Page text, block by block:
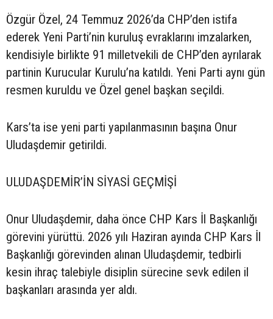
Özgür Özel, 24 Temmuz 2026’da CHP’den istifa
ederek Yeni Parti’nin kuruluş evraklarını imzalarken,
kendisiyle birlikte 91 milletvekili de CHP’den ayrılarak
partinin Kurucular Kurulu’na katıldı. Yeni Parti aynı gün
resmen kuruldu ve Özel genel başkan seçildi.
Kars’ta ise yeni parti yapılanmasının başına Onur
Uludaşdemir getirildi.
ULUDAŞDEMİR’İN SİYASİ GEÇMİŞİ
Onur Uludaşdemir, daha önce CHP Kars İl Başkanlığı
görevini yürüttü. 2026 yılı Haziran ayında CHP Kars İl
Başkanlığı görevinden alınan Uludaşdemir, tedbirli
kesin ihraç talebiyle disiplin sürecine sevk edilen il
başkanları arasında yer aldı.